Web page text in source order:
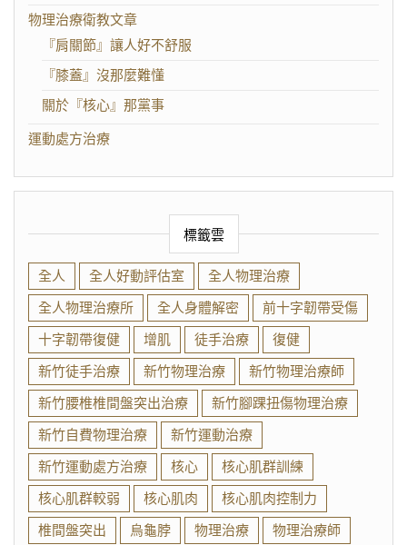
物理治療衛教文章
『肩關節』讓人好不舒服
『膝蓋』沒那麼難懂
關於『核心』那黨事
運動處方治療
標籤雲
全人 全人好動評估室
全人物理治療
全人物理治療所
全人身體解密
前十字韌帶受傷
十字韌帶復健
增肌 徒手治療
復健
新竹徒手治療
新竹物理治療
新竹物理治療師
新竹腰椎椎間盤突出治療
新竹腳踝扭傷物理治療
新竹自費物理治療
新竹運動治療
新竹運動處方治療
核心
核心肌群訓練
核心肌群較弱
核心肌肉
核心肌肉控制力
椎間盤突出
烏龜脖 物理治療 物理治療師